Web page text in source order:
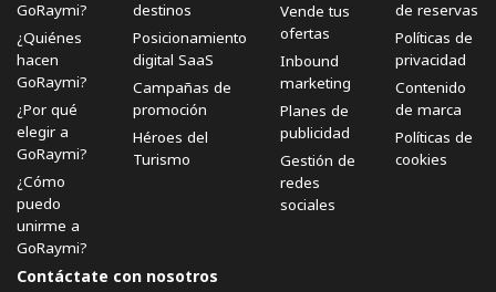
GoRaymi?
¿Quiénes
hacen
GoRaymi?
¿Por qué
elegir a
GoRaymi?
¿Cómo
puedo
unirme a
GoRaymi?
destinos
Posicionamiento
digital SaaS
Campañas de
promoción
Héroes del
Turismo
Vende tus
ofertas
Inbound
marketing
Planes de
publicidad
Gestión de
redes
sociales
de reservas
Políticas de
privacidad
Contenido
de marca
Políticas de
cookies
Contáctate con nosotros